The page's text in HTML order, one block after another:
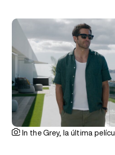
In the Grey, la última